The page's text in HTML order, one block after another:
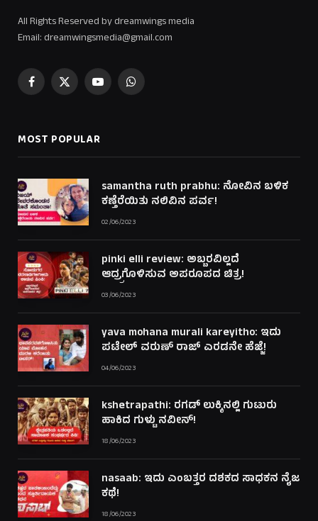
All Rights Reserved by dreamwings media
Email: dreamwingsmedia@gmail.com
Facebook
X
YouTubeWhatsApp
MOST POPULAR
samantha ruth prabhu: ನೋವಿನ ಬಳಿಕ
ಕಣ್ತೆರೆಯಿತು ನಲಿವಿನ ಪರ್ವ!
02/06/2023
pinki elli review: ಅಬ್ಬರವಿಲ್ಲದೆ
ಆದ್ರ್ರಗೊಳಿಸುವ ಅಪರೂಪದ ಚಿತ್ರ!
03/06/2023
yava mohana murali kareyitho: ಇದು
ಪಟೇಲ್ ವರುಣ್ ರಾಜ್ ಎರಡನೇ ಹೆಜ್ಜೆ!
04/06/2023
kshetrapathi: ರಗಡ್ ಲುಕ್ಕಿನಲ್ಲಿ ಗುಟುರು
ಹಾಕಿದ ಗುಳ್ಟು ನವೀನ್!
18/06/2023
nasaab: ಇದು ಎಂಬತ್ತರ ದಶಕದ ಸಾಧಕನ ನೈಜ
ಕಥೆ!
18/06/2023